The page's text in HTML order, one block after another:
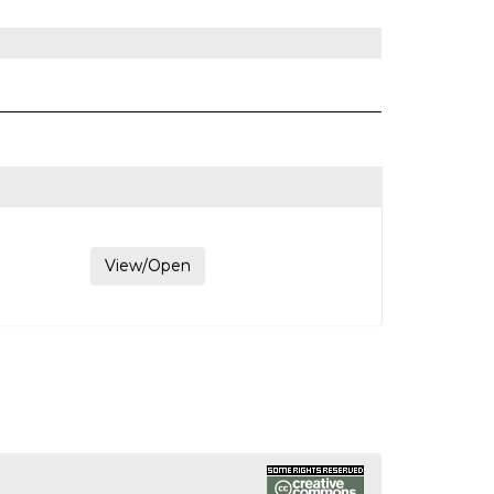
View/Open